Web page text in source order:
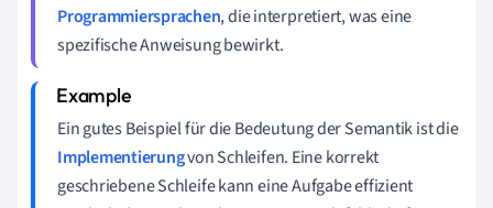
Programmiersprachen, die interpretiert, was eine
spezifische Anweisung bewirkt.
Ein gutes Beispiel für die Bedeutung der Semantik ist die
Implementierungvon Schleifen. Eine korrekt
geschriebene Schleife kann eine Aufgabe effizient